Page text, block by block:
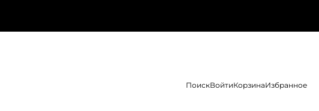
ПоискВойтиКорзинаИзбранное